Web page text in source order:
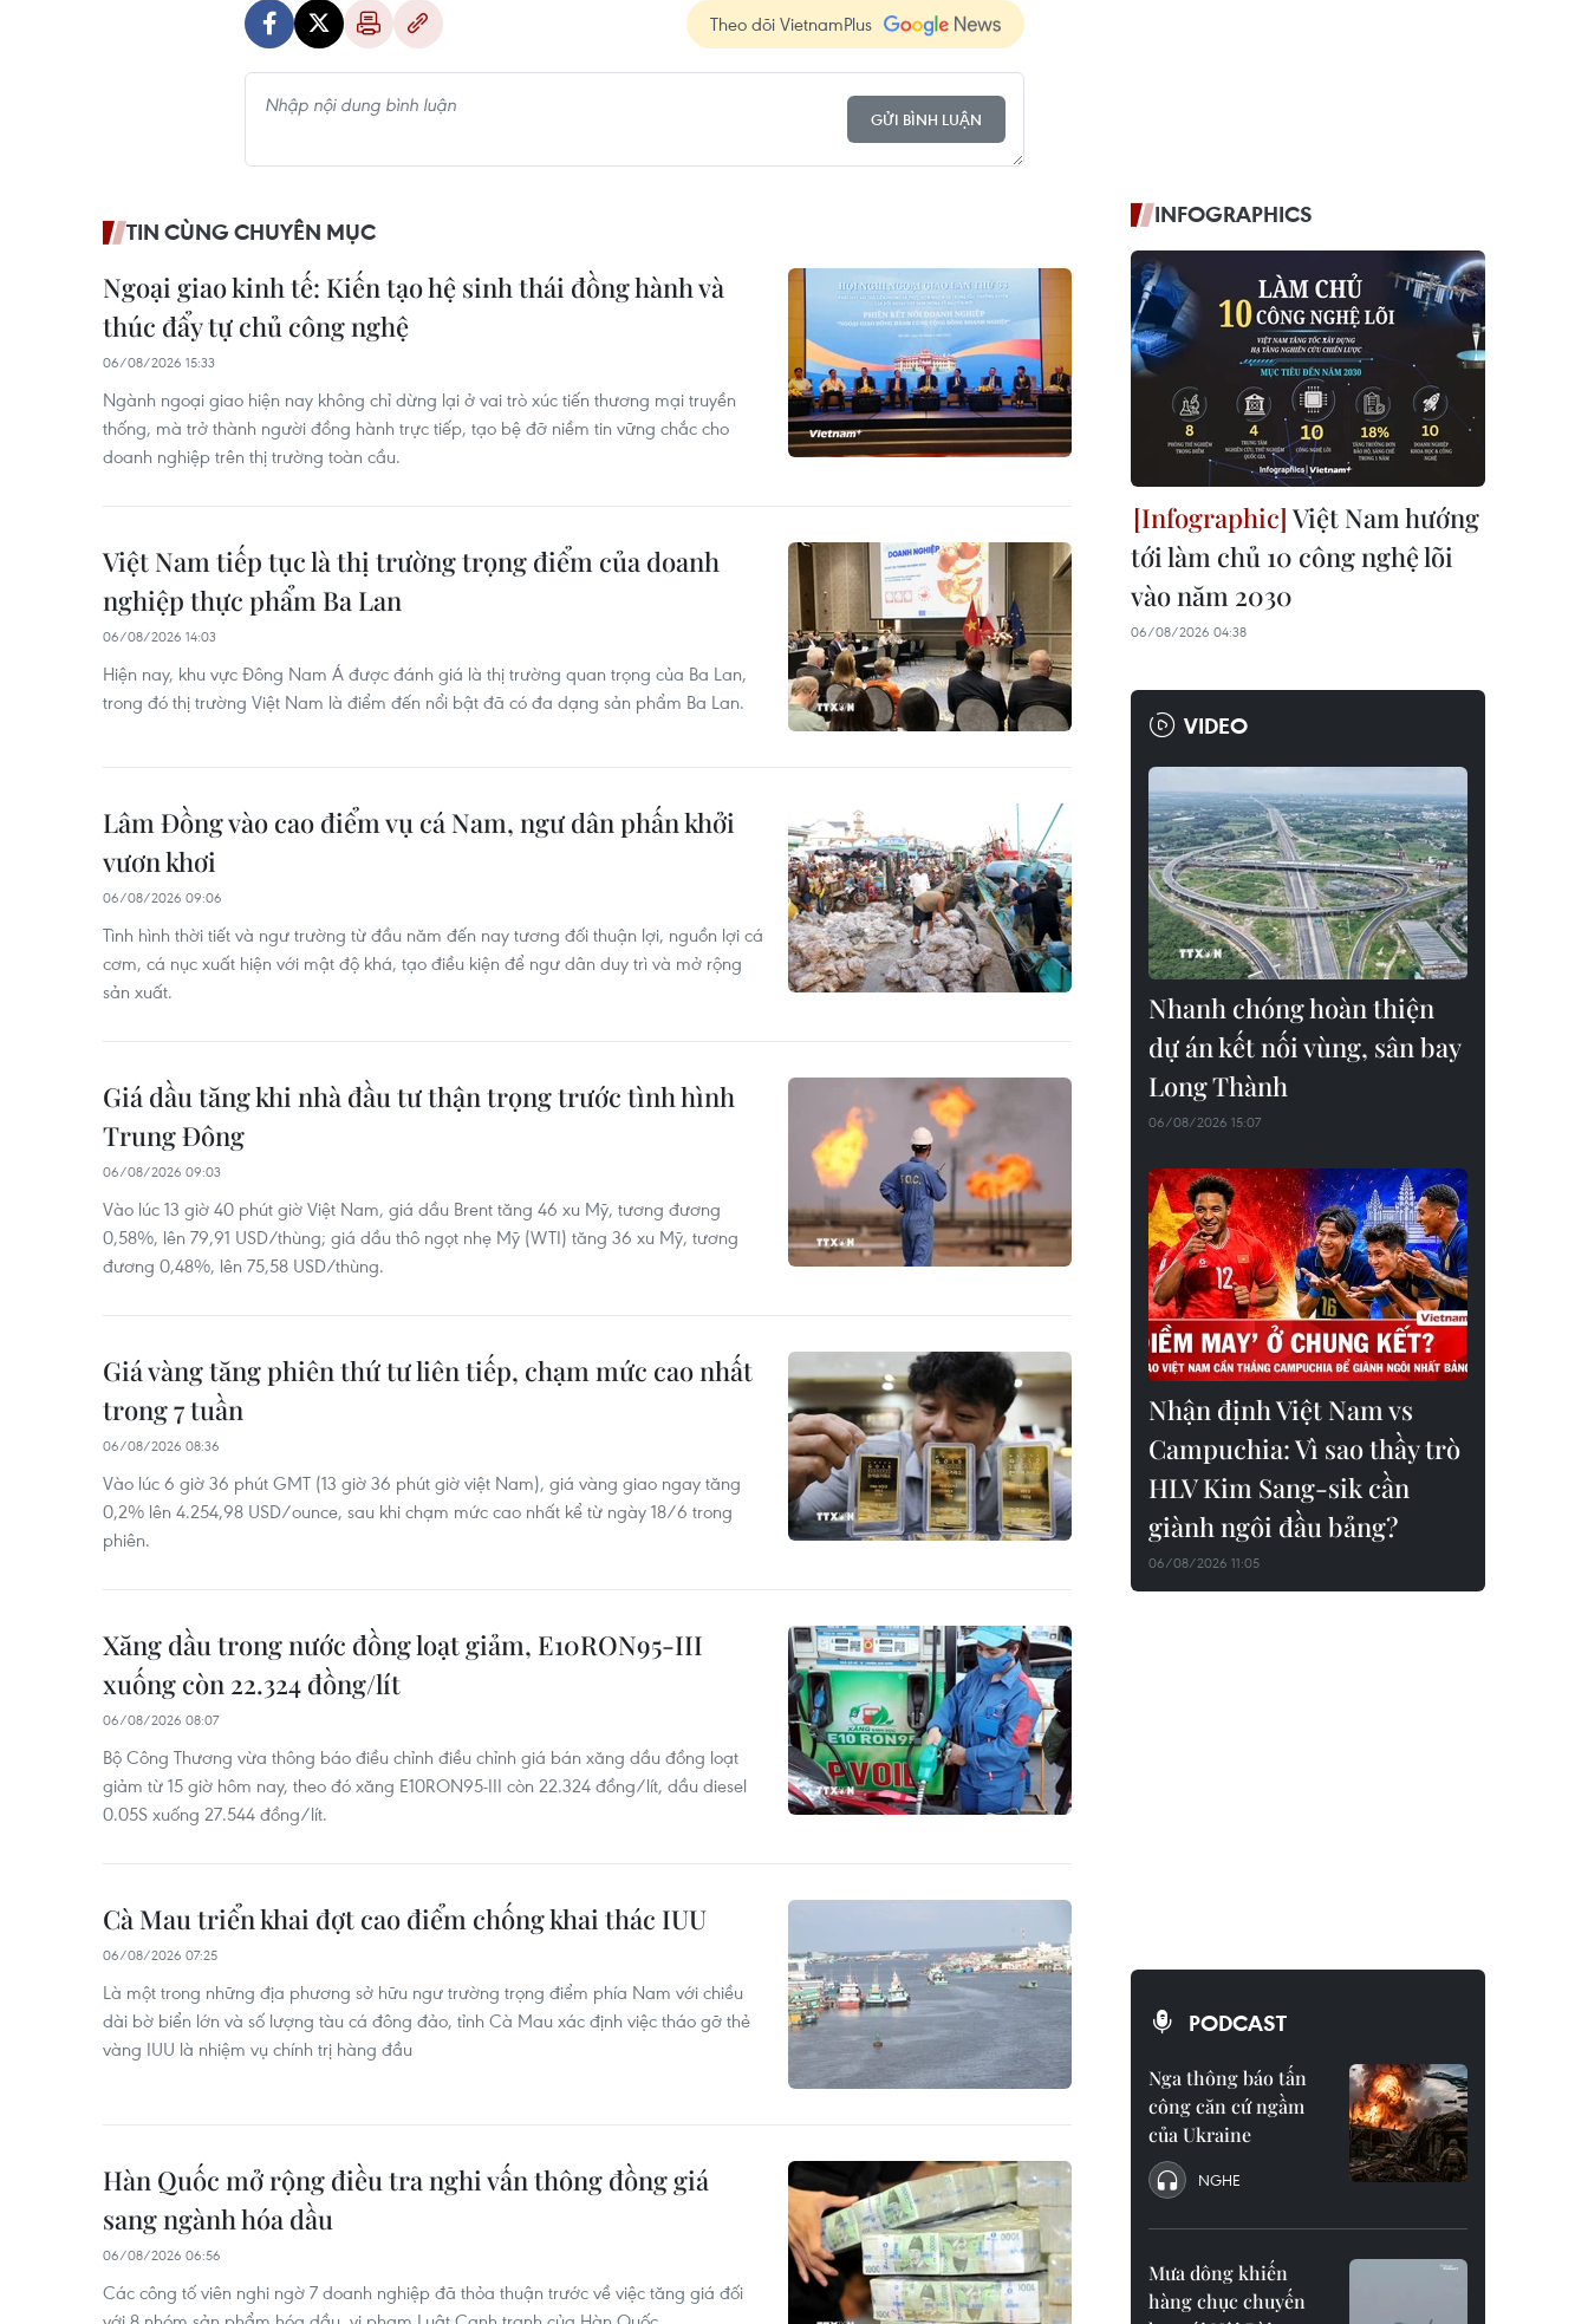
Theo dõi VietnamPlus
GỬI BÌNH LUẬN
TIN CÙNG CHUYÊN MỤC
Ngoại giao kinh tế: Kiến tạo hệ sinh thái đồng hành và
thúc đẩy tự chủ công nghệ
06/08/2026 15:33
Ngành ngoại giao hiện nay không chỉ dừng lại ở vai trò xúc tiến thương mại truyền
thống, mà trở thành người đồng hành trực tiếp, tạo bệ đỡ niềm tin vững chắc cho
doanh nghiệp trên thị trường toàn cầu.
Việt Nam tiếp tục là thị trường trọng điểm của doanh
nghiệp thực phẩm Ba Lan
06/08/2026 14:03
Hiện nay, khu vực Đông Nam Á được đánh giá là thị trường quan trọng của Ba Lan,
trong đó thị trường Việt Nam là điểm đến nổi bật đã có đa dạng sản phẩm Ba Lan.
Lâm Đồng vào cao điểm vụ cá Nam, ngư dân phấn khởi
vươn khơi
06/08/2026 09:06
Tình hình thời tiết và ngư trường từ đầu năm đến nay tương đối thuận lợi, nguồn lợi cá
cơm, cá nục xuất hiện với mật độ khá, tạo điều kiện để ngư dân duy trì và mở rộng
sản xuất.
Giá dầu tăng khi nhà đầu tư thận trọng trước tình hình
Trung Đông
06/08/2026 09:03
Vào lúc 13 giờ 40 phút giờ Việt Nam, giá dầu Brent tăng 46 xu Mỹ, tương đương
0,58%, lên 79,91 USD/thùng; giá dầu thô ngọt nhẹ Mỹ (WTI) tăng 36 xu Mỹ, tương
đương 0,48%, lên 75,58 USD/thùng.
Giá vàng tăng phiên thứ tư liên tiếp, chạm mức cao nhất
trong 7 tuần
06/08/2026 08:36
Vào lúc 6 giờ 36 phút GMT (13 giờ 36 phút giờ việt Nam), giá vàng giao ngay tăng
0,2% lên 4.254,98 USD/ounce, sau khi chạm mức cao nhất kể từ ngày 18/6 trong
phiên.
Xăng dầu trong nước đồng loạt giảm, E10RON95-III
xuống còn 22.324 đồng/lít
06/08/2026 08:07
Bộ Công Thương vừa thông báo điều chỉnh điều chỉnh giá bán xăng dầu đồng loạt
giảm từ 15 giờ hôm nay, theo đó xăng E10RON95-III còn 22.324 đồng/lít, dầu diesel
0.05S xuống 27.544 đồng/lít.
Cà Mau triển khai đợt cao điểm chống khai thác IUU
06/08/2026 07:25
Là một trong những địa phương sở hữu ngư trường trọng điểm phía Nam với chiều
dài bờ biển lớn và số lượng tàu cá đông đảo, tỉnh Cà Mau xác định việc tháo gỡ thẻ
vàng IUU là nhiệm vụ chính trị hàng đầu
Hàn Quốc mở rộng điều tra nghi vấn thông đồng giá
sang ngành hóa dầu
06/08/2026 06:56
Các công tố viên nghi ngờ 7 doanh nghiệp đã thỏa thuận trước về việc tăng giá đối
INFOGRAPHICS
Việt Nam hướng
tới làm chủ 10 công nghệ lõi
vào năm 2030
06/08/2026 04:38
VIDEO
Nhanh chóng hoàn thiện
dự án kết nối vùng, sân bay
Long Thành
06/08/2026 15:07
Nhận định Việt Nam vs
Campuchia: Vì sao thầy trò
HLV Kim Sang-sik cần
giành ngôi đầu bảng?
06/08/2026 11:05
PODCAST
Nga thông báo tấn
công căn cứ ngầm
của Ukraine
NGHE
Mưa dông khiến
hàng chục chuyến